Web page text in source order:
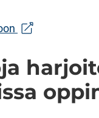
(siirryt toiseen